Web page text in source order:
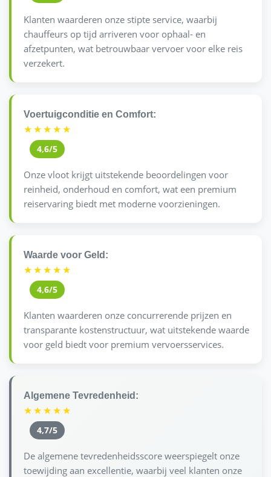
Klanten waarderen onze stipte service, waarbij
chauffeurs op tijd arriveren voor ophaal- en
afzetpunten, wat betrouwbaar vervoer voor elke reis
verzekert.
Voertuigconditie en Comfort:
★★★★★
4,6/5
Onze vloot krijgt uitstekende beoordelingen voor
reinheid, onderhoud en comfort, wat een premium
reiservaring biedt met moderne voorzieningen.
Waarde voor Geld:
★★★★★
4,6/5
Klanten waarderen onze concurrerende prijzen en
transparante kostenstructuur, wat uitstekende waarde
voor geld biedt voor premium vervoersservices.
Algemene Tevredenheid:
★★★★★
4,7/5
De algemene tevredenheidsscore weerspiegelt onze
toewijding aan excellentie, waarbij veel klanten onze